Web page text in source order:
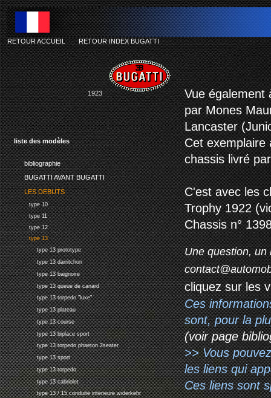
liste des modèles
bibliographie
BUGATTI AVANT BUGATTI
LES DEBUTS
type 10
type 11
type 12
type 13
type 13 prototype
type 13 darritchon
type 13 baignoire
type 13 queue de canard
type 13 torpedo "luxe"
type 13 plateau
type 13 course
type 13 biplace sport
type 13 torpedo phaeton 2seater
type 13 sport
type 13 torpedo
type 13 cabriolet
type 13 / 15 conduite interieure widerkehr
RETOUR ACCUEIL-RETOUR INDEX BUGATTI
1923
Vue également
par Mones
Lancaster
Cet exemplaire
chassis livré
C'est avec les
Trophy 1922
Chassis n°
Une question, un
cliquez sur les
Ces
sont, pour la
(voir page
>> Vous
les liens qui
Ces liens sont